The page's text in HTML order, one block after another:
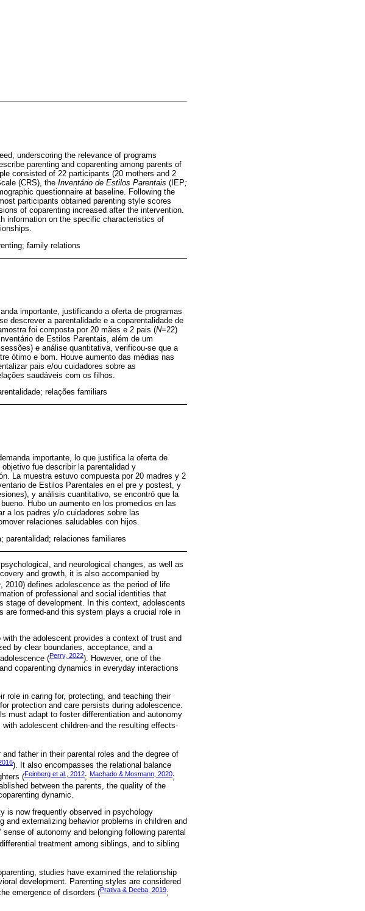
underscoring the relevance of programs
parenting and coparenting among parents of
consisted of 22 participants (20 mothers and 2
(CRS), the Inventário de Estilos Parentais (IEP;
questionnaire at baseline. Following the
participants obtained parenting style scores
of coparenting increased after the intervention.
information on the specific characteristics of
family relations
importante, justificando a oferta de programas
descrever a parentalidade e a coparentalidade de
foi composta por 20 mães e 2 pais (N=22)
de Estilos Parentais, além de um
sessões) e análise quantitativa, verificou-se que a
ótimo e bom. Houve aumento das médias nas
pais e/ou cuidadores sobre as
saudáveis com os filhos.
relações familiars
importante, lo que justifica la oferta de
fue describir la parentalidad y
La muestra estuvo compuesta por 20 madres y 2
de Estilos Parentales en el pre y postest, y
y análisis cuantitativo, se encontró que la
Hubo un aumento en los promedios en las
a los padres y/o cuidadores sobre las
relaciones saludables con hijos.
parentalidad; relaciones familiares
and neurological changes, as well as
and growth, it is also accompanied by
2010) defines adolescence as the period of life
of professional and social identities that
stage of development. In this context, adolescents
are formed-and this system plays a crucial role in
the adolescent provides a context of trust and
by clear boundaries, acceptance, and a
(Perry, 2022). However, one of the
coparenting dynamics in everyday interactions
role in caring for, protecting, and teaching their
protection and care persists during adolescence.
must adapt to foster differentiation and autonomy
adolescent children-and the resulting effects-
father in their parental roles and the degree of
). It also encompasses the relational balance
(Feinberg et al., 2012; Machado & Mosmann, 2020;
between the parents, the quality of the
dynamic.
is now frequently observed in psychology
externalizing behavior problems in children and
of autonomy and belonging following parental
treatment among siblings, and to sibling
studies have examined the relationship
development. Parenting styles are considered
emergence of disorders (Prativa & Deeba, 2019;